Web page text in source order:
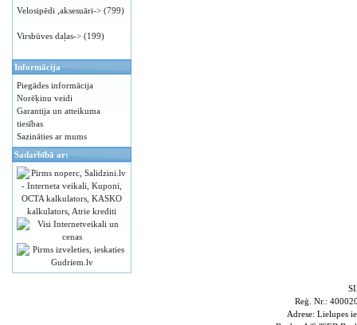
Velosipēdi ,aksesuāri-> (799)
Virsbūves daļas-> (199)
Informācija
Piegādes informācija
Norēķinu veidi
Garantija un atteikuma
tiesības
Sazināties ar mums
Sadarbībā ar:
Reģ. Nr.:
Adrese: Lielupes